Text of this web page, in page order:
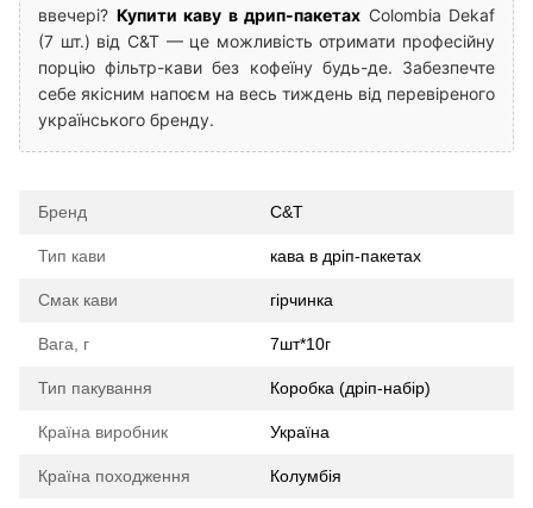
ввечері? Купити каву в дрип-пакетах Colombia Dekaf
(7 шт.) від C&T — це можливість отримати професійну
порцію фільтр-кави без кофеїну будь-де. Забезпечте
себе якісним напоєм на весь тиждень від перевіреного
українського бренду.
Бренд C&T
Тип кави кава в дріп-пакетах
Смак кави гірчинка
Вага, г 7шт*10г
Тип пакування Коробка (дріп-набір)
Країна виробник Україна
Країна походження Колумбія